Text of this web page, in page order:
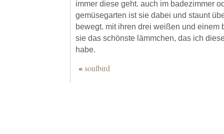
immer diese geht. auch im badezimmer
gemüsegarten ist sie dabei und staunt
bewegt. mit ihren drei weißen und einem
sie das schönste lämmchen, das ich
habe.
«soulbird